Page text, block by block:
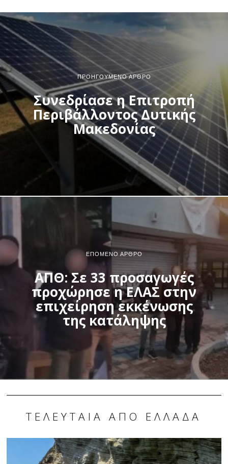
ΠΡΟΗΓΟΎΜΕΝΟ ΆΡΘΡΟ
Συνεδρίασε η Επιτροπή
Περιβάλλοντος Δυτικής
Μακεδονίας
ΕΠΌΜΕΝΟ ΆΡΘΡΟ
ΑΠΘ: Σε 33 προσαγωγές
προχώρησε η ΕΛΑΣ στην
επιχείρηση εκκένωσης
της κατάληψης
ΤΕΛΕΥΤΑΊΑ ΑΠΌ ΕΛΛΆΔΑ